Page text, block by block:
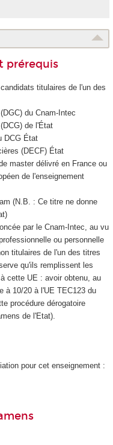
prérequis
titulaires de l'un des
du Cnam-Intec
de l'État
DCG État
(DECF) État
master délivré en France ou
de l'enseignement
(N.B. : Ce titre ne donne
par le Cnam-Intec, au vu
ou personnelle
titulaires de l'un des titres
qu'ils remplissent les
cette UE : avoir obtenu, au
à 10/20 à l'UE TEC123 du
procédure dérogatoire
de l'Etat).
pour cet enseignement :